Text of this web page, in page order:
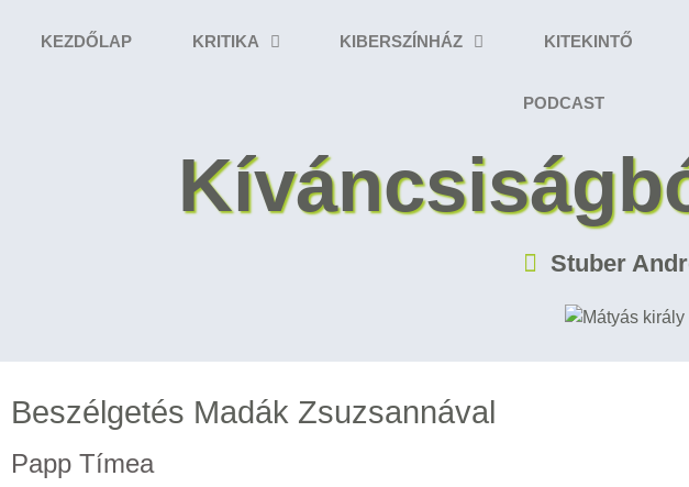
KEZDŐLAP KRITIKA KIBERSZÍNHÁZ KITEKINTŐ
PODCAST
Stuber
Beszélgetés Madák Zsuzsannával
Papp Tímea